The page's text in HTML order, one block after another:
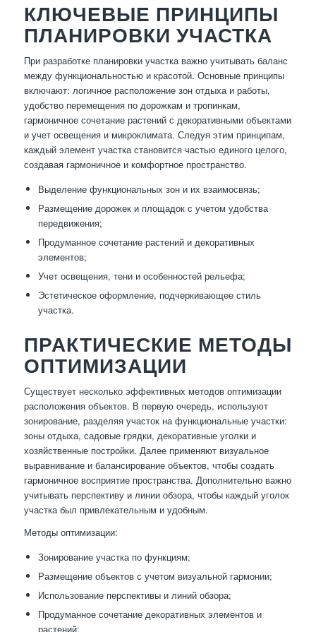
КЛЮЧЕВЫЕ ПРИНЦИПЫ
ПЛАНИРОВКИ УЧАСТКА
При разработке планировки участка важно учитывать баланс
между функциональностью и красотой. Основные принципы
включают: логичное расположение зон отдыха и работы,
удобство перемещения по дорожкам и тропинкам,
гармоничное сочетание растений с декоративными объектами
и учет освещения и микроклимата. Следуя этим принципам,
каждый элемент участка становится частью единого целого,
создавая гармоничное и комфортное пространство.
Выделение функциональных зон и их взаимосвязь;
Размещение дорожек и площадок с учетом удобства
передвижения;
Продуманное сочетание растений и декоративных
элементов;
Учет освещения, тени и особенностей рельефа;
Эстетическое оформление, подчеркивающее стиль
участка.
ПРАКТИЧЕСКИЕ МЕТОДЫ
ОПТИМИЗАЦИИ
Существует несколько эффективных методов оптимизации
расположения объектов. В первую очередь, используют
зонирование, разделяя участок на функциональные участки:
зоны отдыха, садовые грядки, декоративные уголки и
хозяйственные постройки. Далее применяют визуальное
выравнивание и балансирование объектов, чтобы создать
гармоничное восприятие пространства. Дополнительно важно
учитывать перспективу и линии обзора, чтобы каждый уголок
участка был привлекательным и удобным.
Методы оптимизации:
Зонирование участка по функциям;
Размещение объектов с учетом визуальной гармонии;
Использование перспективы и линий обзора;
Продуманное сочетание декоративных элементов и
растений;